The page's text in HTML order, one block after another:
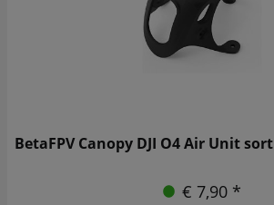
BetaFPV Canopy DJI O4 Air Unit sort
€ 7,90 *